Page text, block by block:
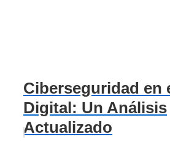
Ciberseguridad en
Digital: Un Análisis
Actualizado